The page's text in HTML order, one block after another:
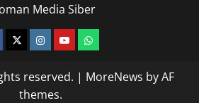
Media Siber
twitterinstagram.com
youtubewhatsapp
reserved. | MoreNews by AF
themes.